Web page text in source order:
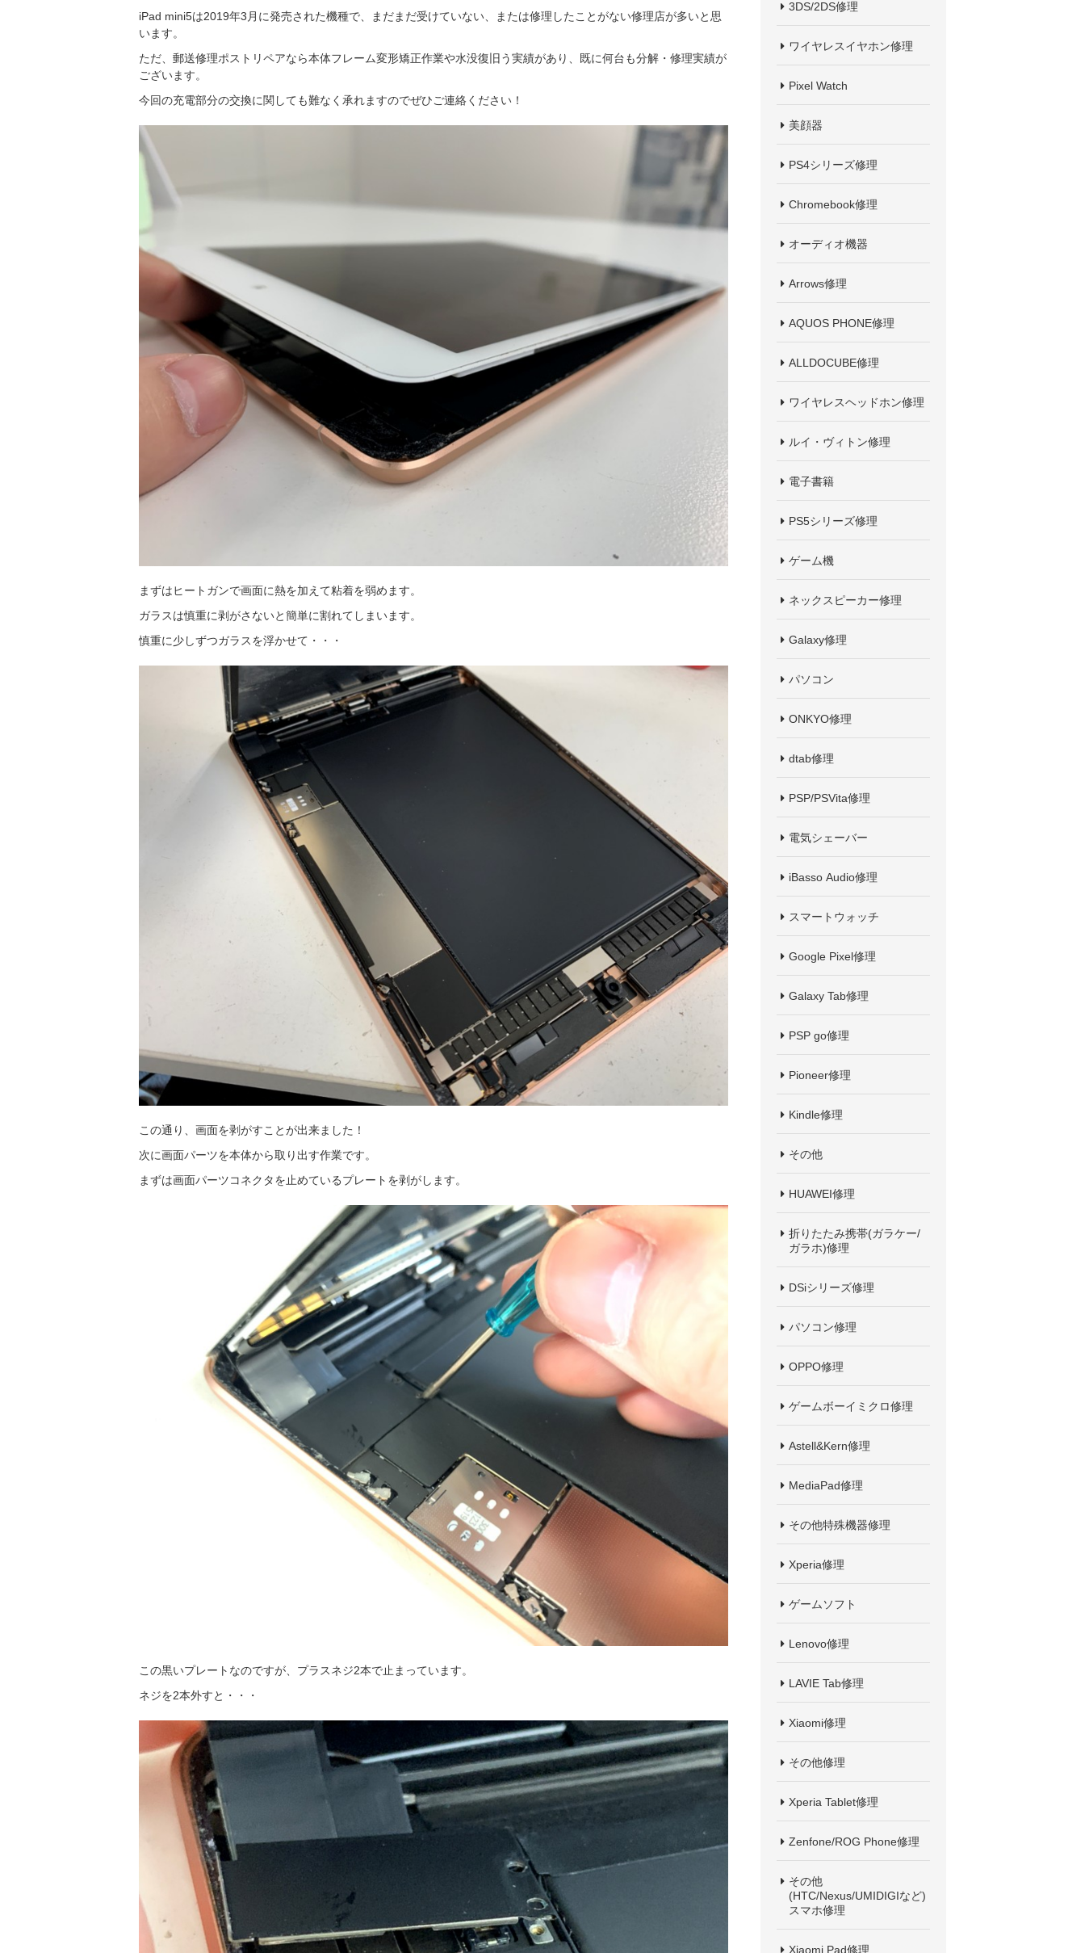
iPad mini5は2019年3月に発売された機種で、まだまだ受けていない、または修理したことがない修理店が多いと思
います。
ただ、郵送修理ポストリペアなら本体フレーム変形矯正作業や水没復旧う実績があり、既に何台も分解・修理実績が
ございます。
今回の充電部分の交換に関しても難なく承れますのでぜひご連絡ください！
まずはヒートガンで画面に熱を加えて粘着を弱めます。
ガラスは慎重に剥がさないと簡単に割れてしまいます。
慎重に少しずつガラスを浮かせて・・・
この通り、画面を剥がすことが出来ました！
次に画面パーツを本体から取り出す作業です。
まずは画面パーツコネクタを止めているプレートを剥がします。
この黒いプレートなのですが、プラスネジ2本で止まっています。
ネジを2本外すと・・・
3DS/2DS修理
ワイヤレスイヤホン修理
Pixel Watch
美顔器
PS4シリーズ修理
Chromebook修理
オーディオ機器
Arrows修理
AQUOS PHONE修理
ALLDOCUBE修理
ワイヤレスヘッドホン修理
ルイ・ヴィトン修理
電子書籍
PS5シリーズ修理
ゲーム機
ネックスピーカー修理
Galaxy修理
パソコン
ONKYO修理
dtab修理
PSP/PSVita修理
電気シェーバー
iBasso Audio修理
スマートウォッチ
Google Pixel修理
Galaxy Tab修理
PSP go修理
Pioneer修理
Kindle修理
その他
HUAWEI修理
折りたたみ携帯(ガラケー/
ガラホ)修理
DSiシリーズ修理
パソコン修理
OPPO修理
ゲームボーイミクロ修理
Astell&Kern修理
MediaPad修理
その他特殊機器修理
Xperia修理
ゲームソフト
Lenovo修理
LAVIE Tab修理
Xiaomi修理
その他修理
Xperia Tablet修理
Zenfone/ROG Phone修理
その他
(HTC/Nexus/UMIDIGIなど)
スマホ修理
Xiaomi Pad修理